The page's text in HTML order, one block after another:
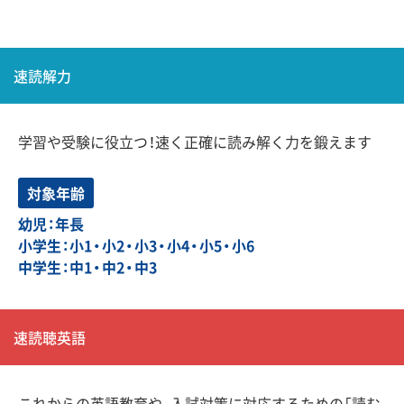
速読解力
学習や受験に役立つ！速く正確に読み解く力を鍛えます
対象年齢
幼児：年長
小学生：小1・小2・小3・小4・小5・小6
中学生：中1・中2・中3
速読聴英語